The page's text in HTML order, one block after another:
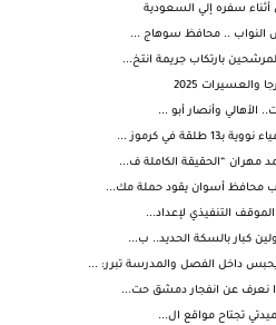
سفره إلي السعودية
النواب .. محافظ سوهاج ...
بارتكاب جريمة انتخ...
والعسيرات 2025
الأهالي وأنصار أبو ...
في كرموز ...
مهران “الحقيقة الكاملة ف...
محافظ أسوان يقود حملة مك...
الموقف التنفيذي لإعداد...
داخل الفصل والمدرسة تبرر: ...
نعرف عن انفجار دمشق حت...
تجتاح مواقع ال...